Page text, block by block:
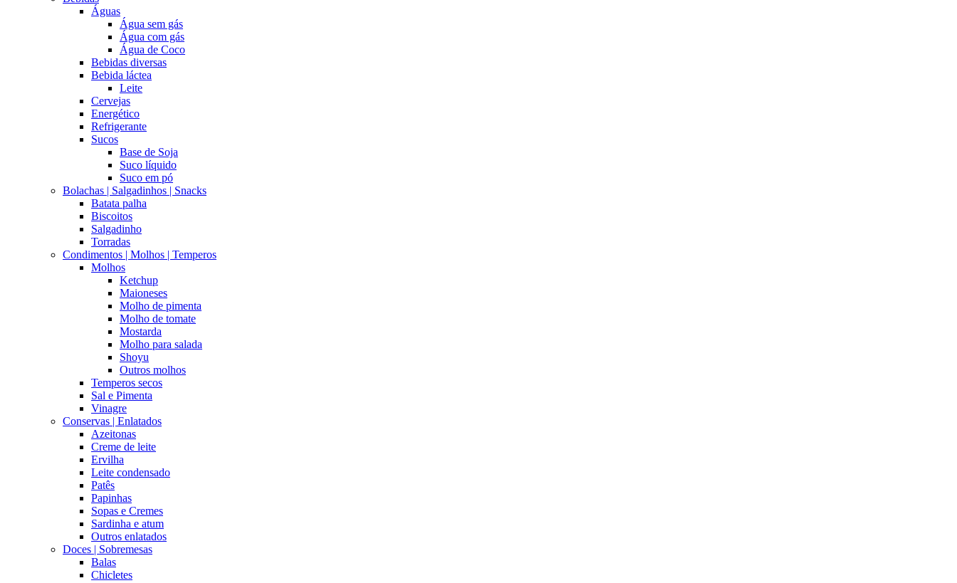
Águas
Água sem gás
Água com gás
Água de Coco
Bebidas diversas
Bebida láctea
Leite
Cervejas
Energético
Refrigerante
Sucos
Base de Soja
Suco líquido
Suco em pó
Bolachas | Salgadinhos | Snacks
Batata palha
Biscoitos
Salgadinho
Torradas
Condimentos | Molhos | Temperos
Molhos
Ketchup
Maioneses
Molho de pimenta
Molho de tomate
Mostarda
Molho para salada
Shoyu
Outros molhos
Temperos secos
Sal e Pimenta
Vinagre
Conservas | Enlatados
Azeitonas
Creme de leite
Ervilha
Leite condensado
Patês
Papinhas
Sopas e Cremes
Sardinha e atum
Outros enlatados
Doces | Sobremesas
Balas
Chicletes